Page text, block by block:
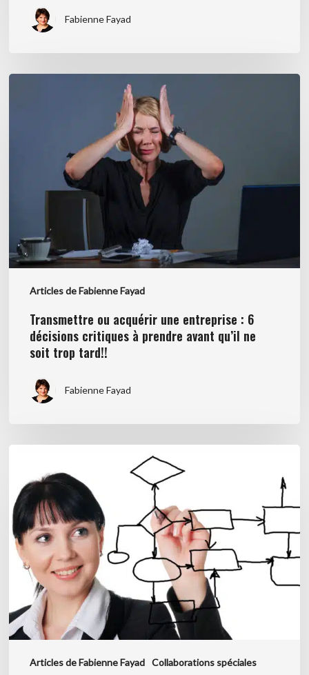
Fabienne Fayad
Articles de Fabienne Fayad
prendre
Transmettre ou acquérir une entreprise : 6
décisions critiques à prendre avant qu’il ne
soit trop tard!!
Fabienne Fayad
Articles de Fabienne Fayad Collaborations spéciales
liberté
commençait
par
vos
processus?